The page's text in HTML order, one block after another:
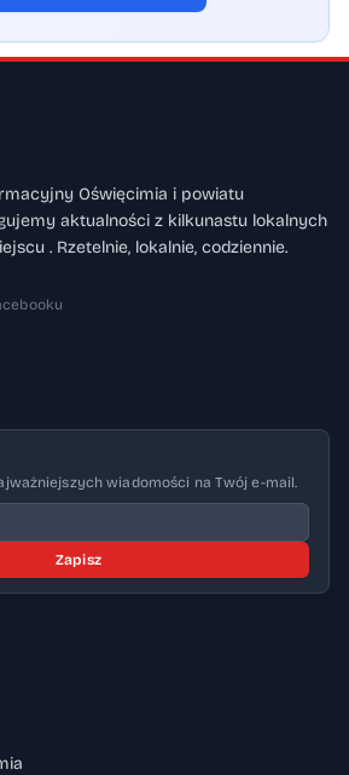
Oświęcimia i powiatu
aktualności z kilkunastu lokalnych
. Rzetelnie, lokalnie, codziennie.
wiadomości na Twój e-mail.
Zapisz